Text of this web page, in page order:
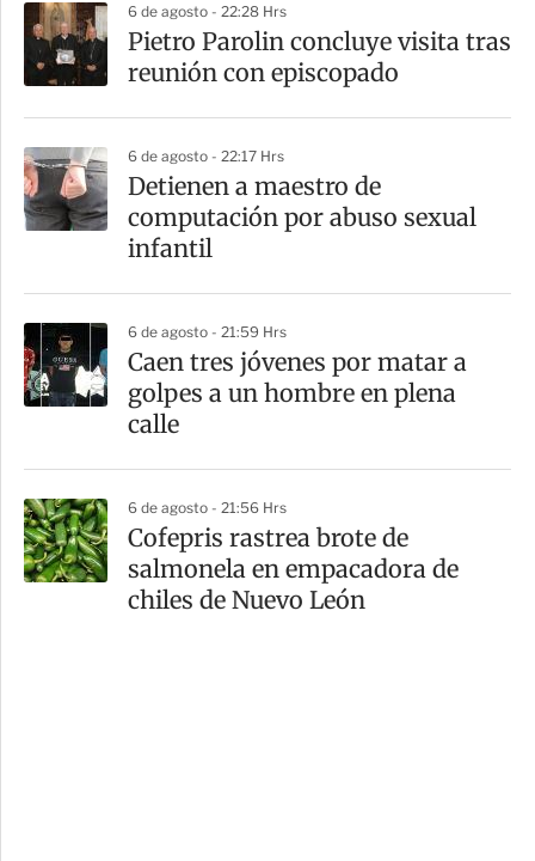
r
6 de agosto - 22:28 Hrs
Pietro Parolin concluye visita tras
reunión con episcopado
6 de agosto - 22:17 Hrs
Detienen a maestro de
computación por abuso sexual
infantil
6 de agosto - 21:59 Hrs
Caen tres jóvenes por matar a
golpes a un hombre en plena
calle
6 de agosto - 21:56 Hrs
Cofepris rastrea brote de
salmonela en empacadora de
chiles de Nuevo León